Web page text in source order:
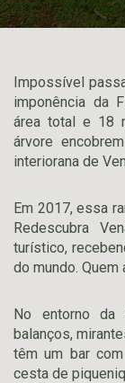
Impossível
imponência da
área total e 18
árvore
interiorana de
Em 2017, essa
Redescubra
turístico,
do mundo.
No entorno da
balanços,
têm um bar
cesta de